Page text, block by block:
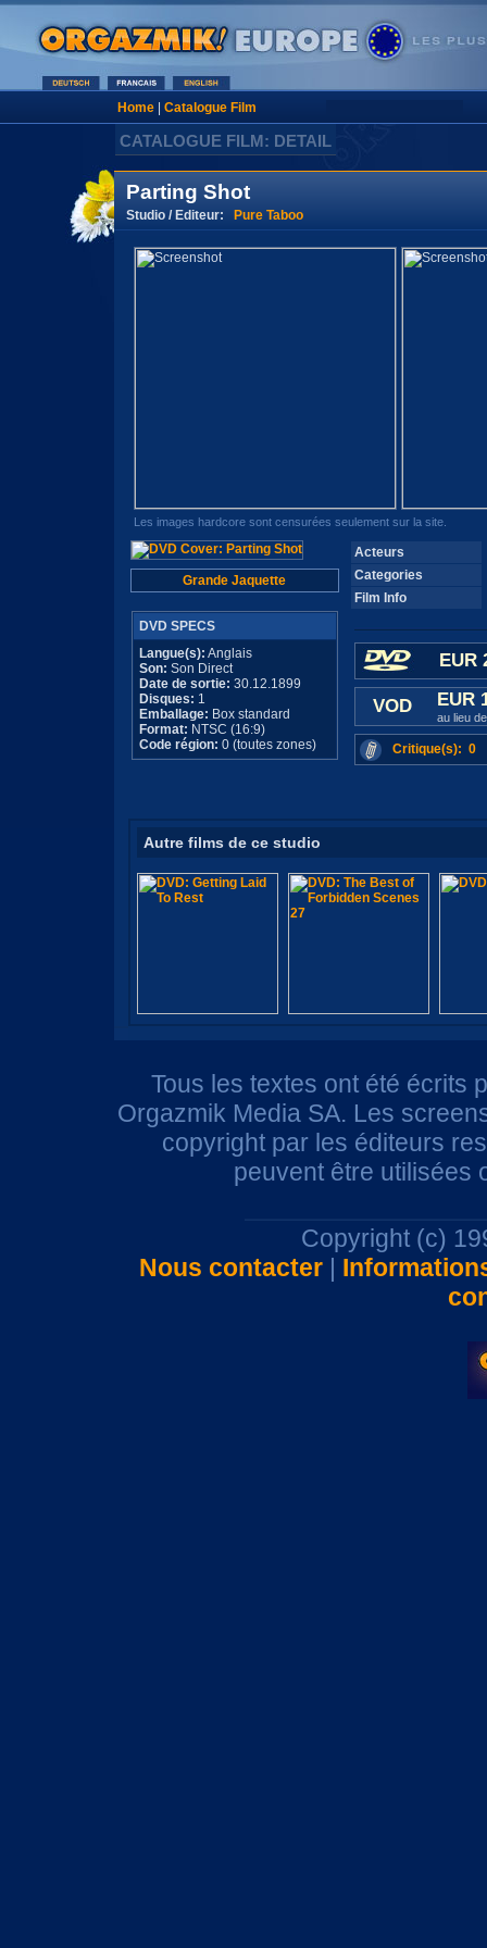
Home| Catalogue Film
CATALOGUE FILM: DETAIL
Parting Shot
Studio / Editeur: Pure Taboo
Les images hardcore sont censurées seulement sur la site.
Grande Jaquette
DVD SPECS
Langue(s): Anglais
Son: Son Direct
Date de sortie: 30.12.1899
Disques: 1
Emballage: Box standard
Format: NTSC (16:9)
Code région: 0 (toutes zones)
Acteurs
Categories
Film Info
EUR
VOD EUR
au lieu
Critique(s): 0
Autre films de ce studio
Tous les textes ont été écrits
Orgazmik Media SA. Les
copyright par les éditeurs
peuvent être utilisées
Copyright (c)
Nous contacter|